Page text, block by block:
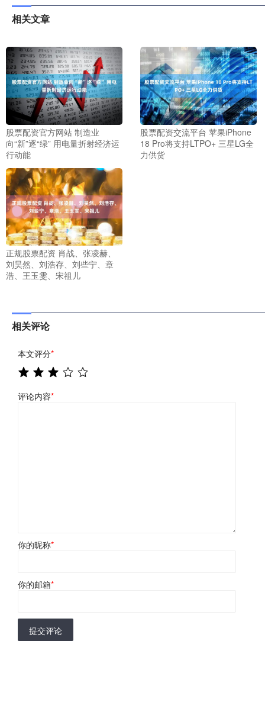
相关文章
股票配资官方网站 制造业
向“新”逐“绿” 用电量折射经济运
行动能
股票配资交流平台 苹果iPhone
18 Pro将支持LTPO+ 三星LG全
力供货
正规股票配资 肖战、张凌赫、
刘昊然、刘浩存、刘些宁、章
浩、王玉雯、宋祖儿
相关评论
本文评分*
评论内容*
你的昵称*
你的邮箱*
提交评论